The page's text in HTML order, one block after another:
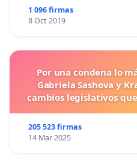
1 096 firmas
8 Oct 2019
Por una condena lo
Gabriela Sashova y
cambios legislativos
205 523 firmas
14 Mar 2025